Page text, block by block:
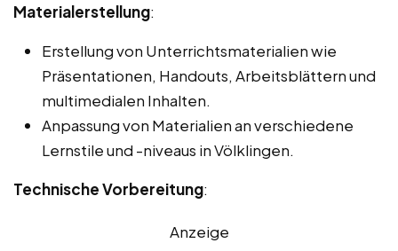
Materialerstellung:
Erstellung von Unterrichtsmaterialien wie
Präsentationen, Handouts, Arbeitsblättern und
multimedialen Inhalten.
Anpassung von Materialien an verschiedene
Lernstile und -niveaus in Völklingen.
Technische Vorbereitung:
Anzeige